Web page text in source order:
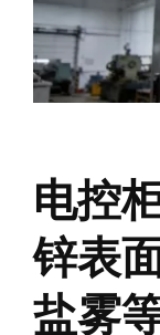
电控
锌表
盐雾